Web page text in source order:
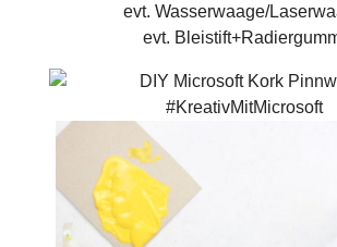
evt. Wasserwaage/
evt.